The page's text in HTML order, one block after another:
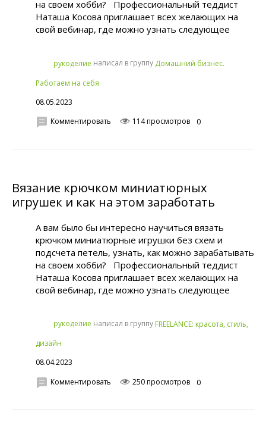
на своем хобби? Профессиональный теддист
Наташа Косова приглашает всех желающих на
свой вебинар, где можно узнать следующее
рукoделиe написал в группу Домашний бизнес.
Работаем на себя
08.05.2023
Комментировать
114 просмотров 0
Вязание крючком миниатюрных
игрушек и как на этом заработать
А вам было бы интересно научиться вязать
крючком миниатюрные игрушки без схем и
подсчета петель, узнать, как можно зарабатывать
на своем хобби? Профессиональный теддист
Наташа Косова приглашает всех желающих на
свой вебинар, где можно узнать следующее
рукoделиe написал в группу FREELANCE: красота, стиль,
дизайн
08.04.2023
Комментировать
250 просмотров 0